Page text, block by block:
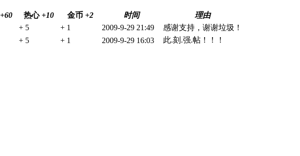
+60 热心 +10 金币 +2 时间
理由
+ 5 + 1 2009-9-29 21:49
感谢支持，谢谢垃圾！
+ 5 + 1 2009-9-29 16:03 此.刻.强.帖！！！